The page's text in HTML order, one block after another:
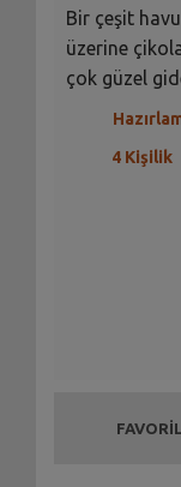
Bir çeşit
üzerine
çok güzel
4 Kişilik